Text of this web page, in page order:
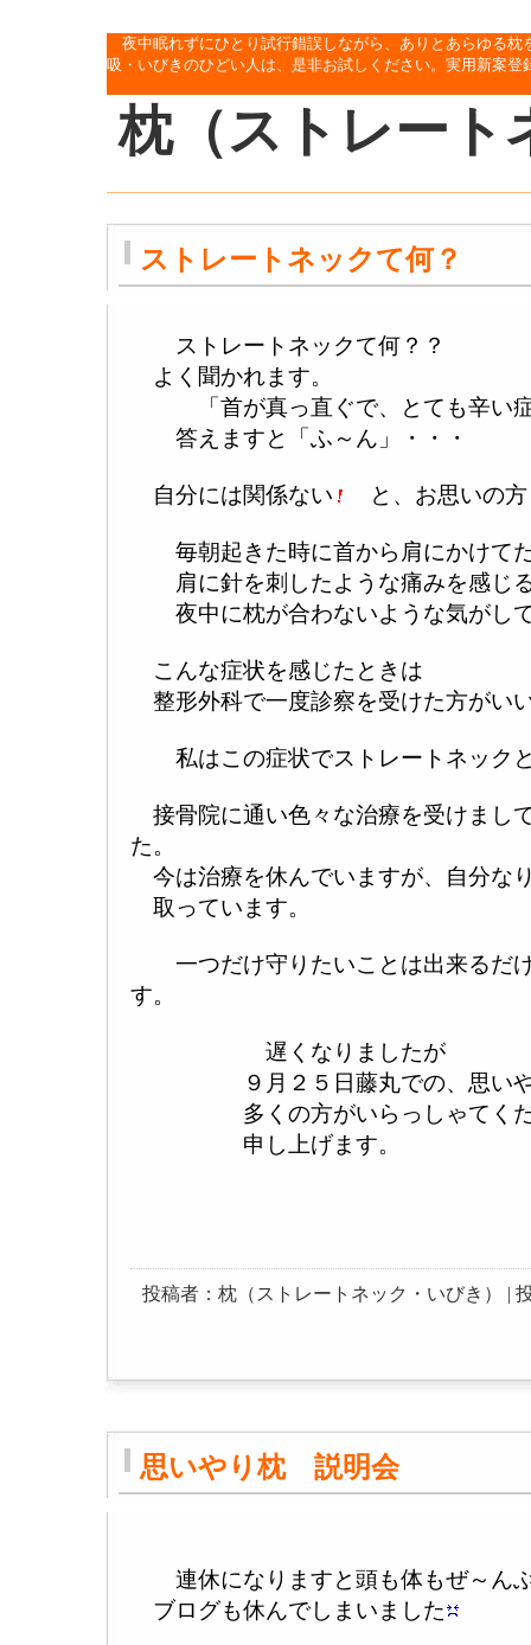
夜中眠れずにひとり試行錯誤しながら、ありとあらゆる
吸・いびきのひどい人は、是非お試しください。実用新案
枕（ストレート
ストレートネックて何？
ストレートネックて何？？
よく聞かれます。
「首が真っ直ぐで、とても辛い
答えますと「ふ～ん」・・・
自分には関係ない と、お思いの方
毎朝起きた時に首から肩にかけて
肩に針を刺したような痛みを感じ
夜中に枕が合わないような気がし
こんな症状を感じたときは
整形外科で一度診察を受けた方がい
私はこの症状でストレートネック
接骨院に通い色々な治療を受けまし
た。
今は治療を休んでいますが、自分な
取っています。
一つだけ守りたいことは出来るだ
す。
遅くなりましたが
９月２５日藤丸での、思いや
多くの方がいらっしゃてくだ
申し上げます。
投稿者：枕（ストレートネック・いびき） |
思いやり枕 説明会
連休になりますと頭も体もぜ～ん
ブログも休んでしまいました